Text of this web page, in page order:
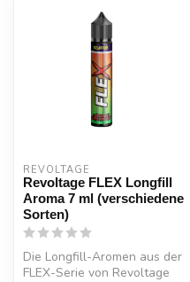
REVOLTAGE
Revoltage FLEX Longfill
Aroma 7 ml (verschiedene
Sorten)
Die Longfill-Aromen aus der
FLEX-Serie von Revoltage